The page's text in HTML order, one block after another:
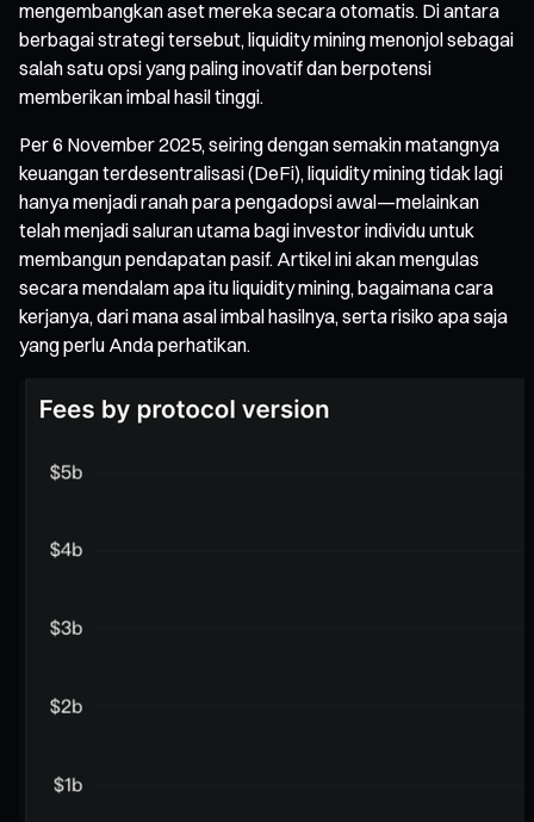
mengembangkan aset mereka secara otomatis. Di antara
berbagai strategi tersebut, liquidity mining menonjol sebagai
salah satu opsi yang paling inovatif dan berpotensi
memberikan imbal hasil tinggi.
Per 6 November 2025, seiring dengan semakin matangnya
keuangan terdesentralisasi (DeFi), liquidity mining tidak lagi
hanya menjadi ranah para pengadopsi awal—melainkan
telah menjadi saluran utama bagi investor individu untuk
membangun pendapatan pasif. Artikel ini akan mengulas
secara mendalam apa itu liquidity mining, bagaimana cara
kerjanya, dari mana asal imbal hasilnya, serta risiko apa saja
yang perlu Anda perhatikan.